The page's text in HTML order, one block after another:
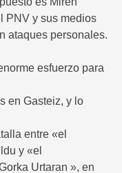
PNV y sus medios
ataques personales.
esfuerzo para
en Gasteiz, y lo
entre «el
y «el
Urtaran », en